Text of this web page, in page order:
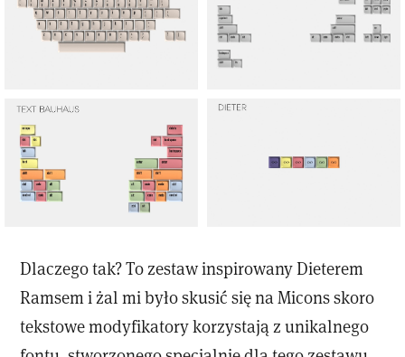
Dlaczego tak? To zestaw inspirowany Dieterem
Ramsem i żal mi było skusić się na Micons skoro
tekstowe modyfikatory korzystają z unikalnego